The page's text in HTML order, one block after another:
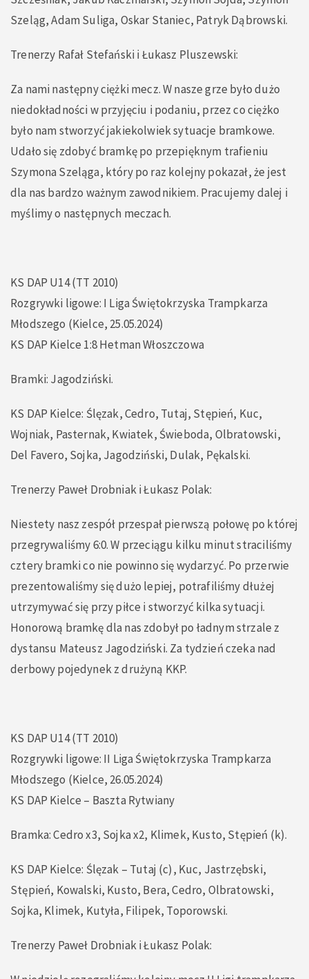
Szeląg, Adam Suliga, Oskar Staniec, Patryk Dąbrowski.
Trenerzy Rafał Stefański i Łukasz Pluszewski:
Za nami następny ciężki mecz. W nasze grze było dużo
niedokładności w przyjęciu i podaniu, przez co ciężko
było nam stworzyć jakiekolwiek sytuacje bramkowe.
Udało się zdobyć bramkę po przepięknym trafieniu
Szymona Szeląga, który po raz kolejny pokazał, że jest
dla nas bardzo ważnym zawodnikiem. Pracujemy dalej i
myślimy o następnych meczach.
KS DAP U14 (TT 2010)
Rozgrywki ligowe: I Liga Świętokrzyska Trampkarza
Młodszego (Kielce, 25.05.2024)
KS DAP Kielce 1:8 Hetman Włoszczowa
Bramki: Jagodziński.
KS DAP Kielce: Ślęzak, Cedro, Tutaj, Stępień, Kuc,
Wojniak, Pasternak, Kwiatek, Świeboda, Olbratowski,
Del Favero, Sojka, Jagodziński, Dulak, Pękalski.
Trenerzy Paweł Drobniak i Łukasz Polak:
Niestety nasz zespół przespał pierwszą połowę po której
przegrywaliśmy 6:0. W przeciągu kilku minut straciliśmy
cztery bramki co nie powinno się wydarzyć. Po przerwie
prezentowaliśmy się dużo lepiej, potrafiliśmy dłużej
utrzymywać się przy piłce i stworzyć kilka sytuacji.
Honorową bramkę dla nas zdobył po ładnym strzale z
dystansu Mateusz Jagodziński. Za tydzień czeka nad
derbowy pojedynek z drużyną KKP.
KS DAP U14 (TT 2010)
Rozgrywki ligowe: II Liga Świętokrzyska Trampkarza
Młodszego (Kielce, 26.05.2024)
KS DAP Kielce – Baszta Rytwiany
Bramka: Cedro x3, Sojka x2, Klimek, Kusto, Stępień (k).
KS DAP Kielce: Ślęzak – Tutaj (c), Kuc, Jastrzębski,
Stępień, Kowalski, Kusto, Bera, Cedro, Olbratowski,
Sojka, Klimek, Kutyła, Filipek, Toporowski.
Trenerzy Paweł Drobniak i Łukasz Polak: